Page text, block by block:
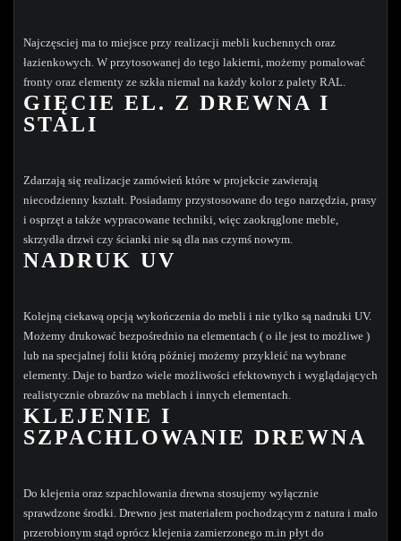
Najczęsciej ma to miejsce przy realizacji mebli kuchennych oraz
łazienkowych. W przytosowanej do tego lakierni, możemy pomalować
fronty oraz elementy ze szkła niemal na każdy kolor z palety RAL.
GIĘCIE EL. Z DREWNA I
STALI
Zdarzają się realizacje zamówień które w projekcie zawierają
niecodzienny kształt. Posiadamy przystosowane do tego narzędzia, prasy
i osprzęt a także wypracowane techniki, więc zaokrąglone meble,
skrzydła drzwi czy ścianki nie są dla nas czymś nowym.
NADRUK UV
Kolejną ciekawą opcją wykończenia do mebli i nie tylko są nadruki UV.
Możemy drukować bezpośrednio na elementach ( o ile jest to możliwe )
lub na specjalnej folii którą później możemy przykleić na wybrane
elementy. Daje to bardzo wiele możliwości efektownych i wyglądających
realistycznie obrazów na meblach i innych elementach.
KLEJENIE I
SZPACHLOWANIE DREWNA
Do klejenia oraz szpachlowania drewna stosujemy wyłącznie
sprawdzone środki. Drewno jest materiałem pochodzącym z natura i mało
przerobionym stąd oprócz klejenia zamierzonego m.in płyt do